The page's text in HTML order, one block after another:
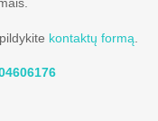
kontaktų formą.